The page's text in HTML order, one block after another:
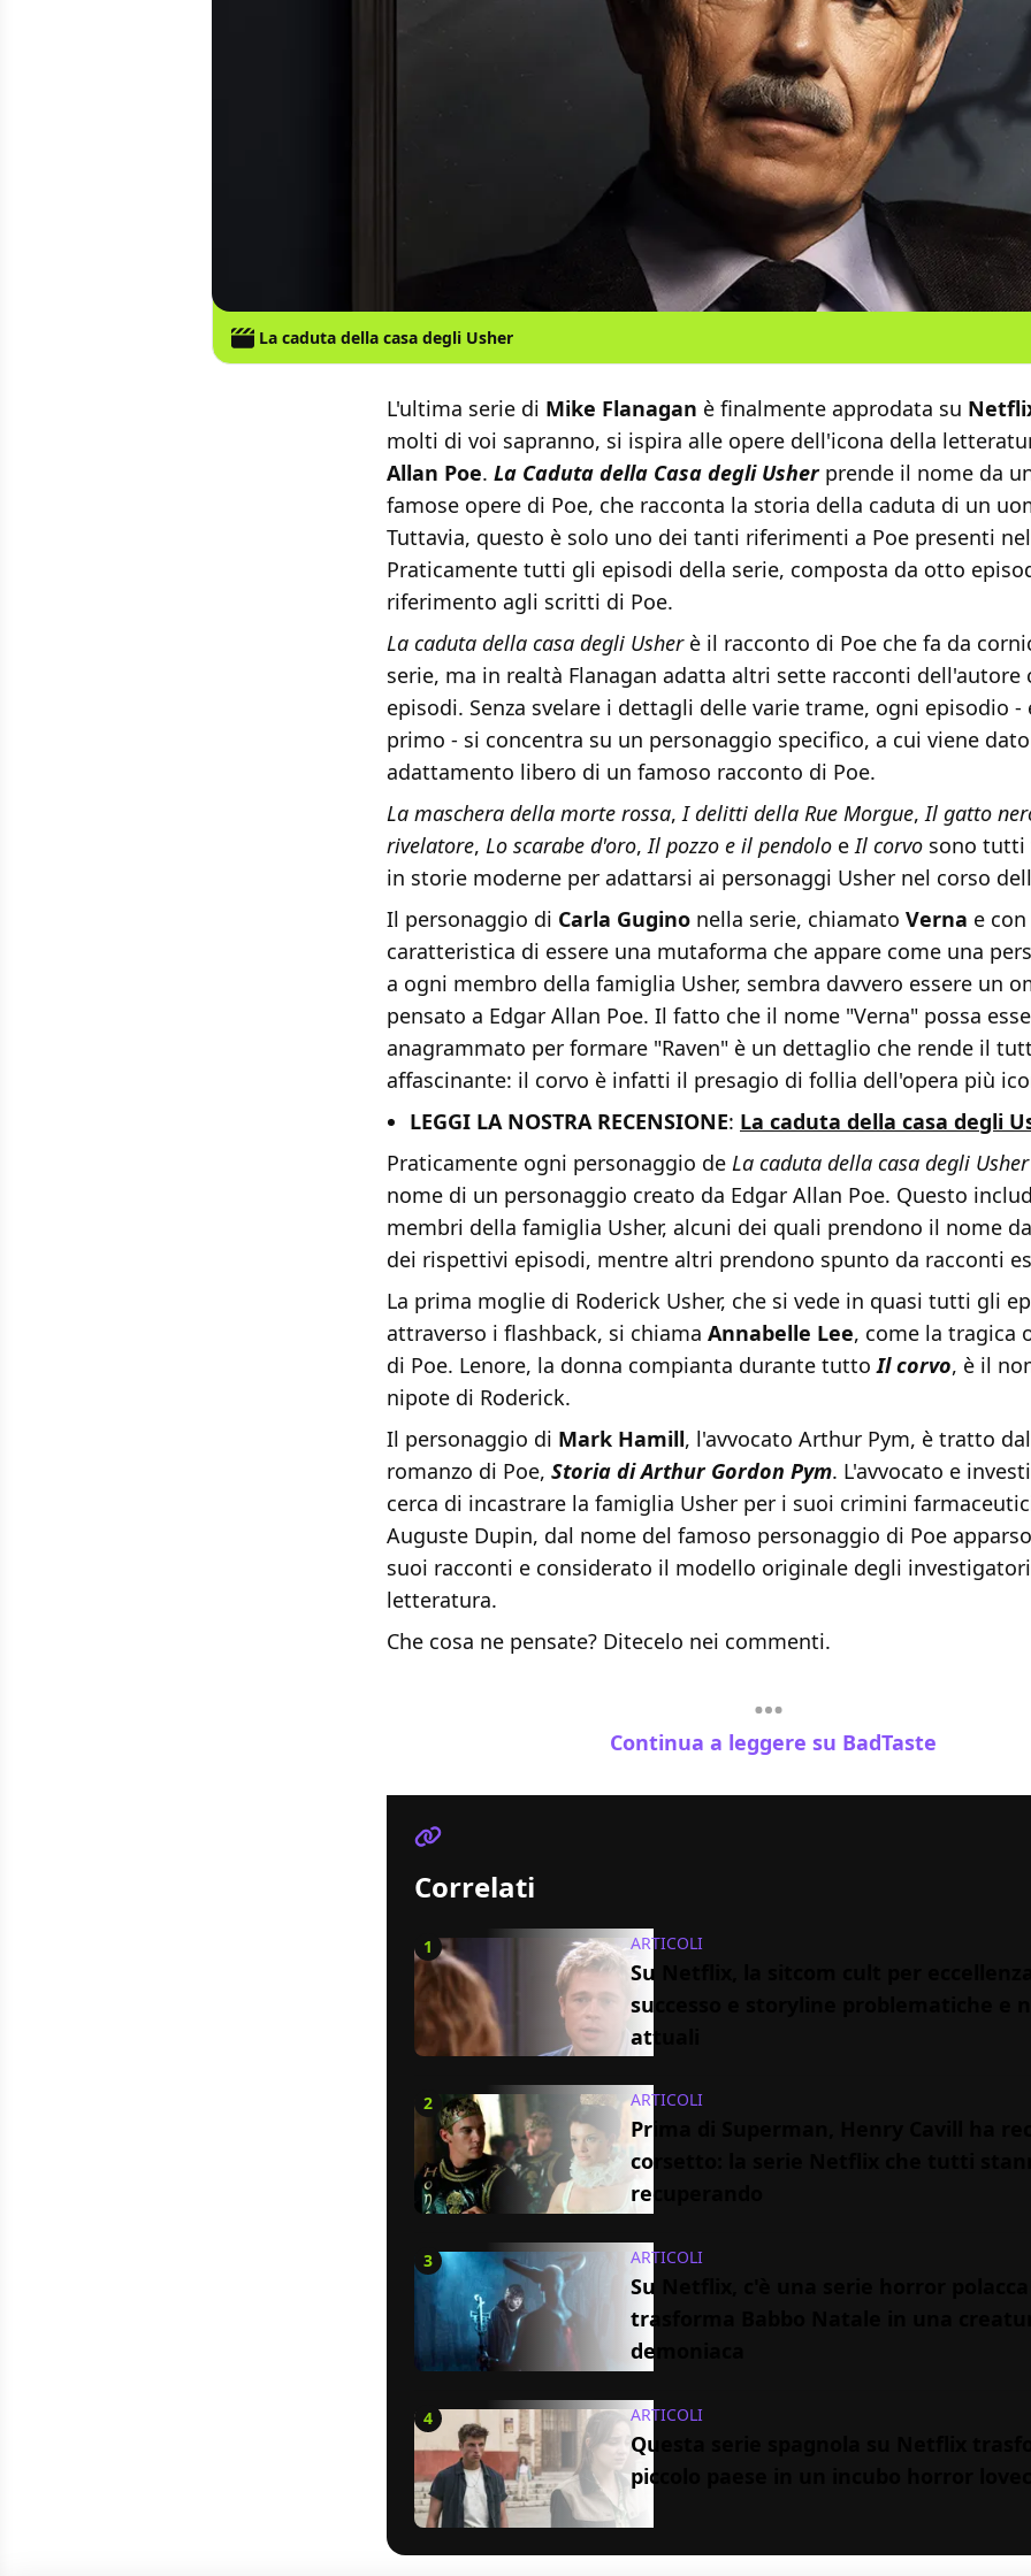
La caduta della casa degli Usher
L'ultima serie di Mike Flanagan è finalmente approdata su
molti di voi sapranno, si ispira alle opere dell'icona della
Allan Poe. La Caduta della Casa degli Usherprende il nome da
famose opere di Poe, che racconta la storia della caduta di un
Tuttavia, questo è solo uno dei tanti riferimenti a Poe presenti
Praticamente tutti gli episodi della serie, composta da otto
riferimento agli scritti di Poe.
La caduta della casa degli Usher è il racconto di Poe che fa da
serie, ma in realtà Flanagan adatta altri sette racconti dell'autore
episodi. Senza svelare i dettagli delle varie trame, ogni episodio -
primo - si concentra su un personaggio specifico, a cui viene
adattamento libero di un famoso racconto di Poe.
La maschera della morte rossa, I delitti della Rue Morgue, Il gatto
rivelatore, Lo scarabe d'oro, Il pozzo e il pendolo eIl corvo sono tutti
in storie moderne per adattarsi ai personaggi Usher nel corso
Il personaggio di Carla Gugino nella serie, chiamato Verna e con
caratteristica di essere una mutaforma che appare come una
a ogni membro della famiglia Usher, sembra davvero essere un
pensato a Edgar Allan Poe. Il fatto che il nome "Verna" possa
anagrammato per formare "Raven" è un dettaglio che rende il
affascinante: il corvo è infatti il presagio di follia dell'opera più
LEGGI LA NOSTRA RECENSIONE: La caduta della casa degli
Praticamente ogni personaggio de La caduta della casa degli Usher
nome di un personaggio creato da Edgar Allan Poe. Questo
membri della famiglia Usher, alcuni dei quali prendono il nome
dei rispettivi episodi, mentre altri prendono spunto da racconti
La prima moglie di Roderick Usher, che si vede in quasi tutti gli
attraverso i flashback, si chiama Annabelle Lee, come la tragica
di Poe. Lenore, la donna compianta durante tuttoIl corvo, è il
nipote di Roderick.
Il personaggio di Mark Hamill, l'avvocato Arthur Pym, è tratto
romanzo di Poe, Storia di Arthur Gordon Pym. L'avvocato e
cerca di incastrare la famiglia Usher per i suoi crimini
Auguste Dupin, dal nome del famoso personaggio di Poe
suoi racconti e considerato il modello originale degli
letteratura.
Che cosa ne pensate? Ditecelo nei commenti.
Continua a leggere su BadTaste
Correlati
1 ARTICOLI
Su Netflix, la sitcom cult per
successo e storyline problematiche e
attuali
2 ARTICOLI
Prima di Superman, Henry Cavill ha
corsetto: la serie Netflix che tutti
recuperando
3 ARTICOLI
Su Netflix, c'è una serie horror polacca
trasforma Babbo Natale in una
demoniaca
4 ARTICOLI
Questa serie spagnola su Netflix
piccolo paese in un incubo horror